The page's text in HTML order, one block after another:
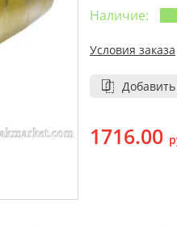
Наличие:
Условия заказа
1716.00